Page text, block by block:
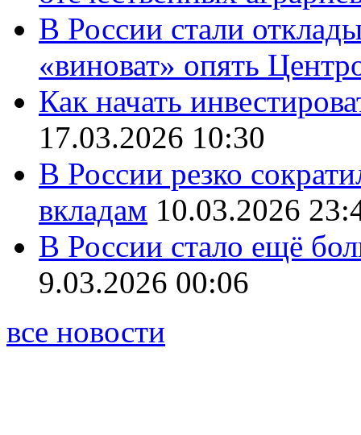
В России стали
«виноват» опять
Как начать
17.03.2026 10:30
В России резко
вкладам 10.03.2026
В России стало ещё
9.03.2026 00:06
все новости